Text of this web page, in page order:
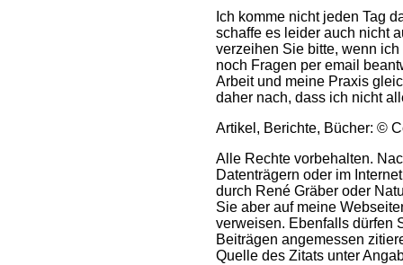
Ich komme nicht jeden Tag
schaffe es leider auch nicht
verzeihen Sie bitte, wenn
noch Fragen per email
Arbeit und meine Praxis
daher nach, dass ich nicht
Artikel, Berichte, Bücher: ©
Alle Rechte vorbehalten.
Datenträgern oder im
durch René Gräber oder
Sie aber auf meine
verweisen. Ebenfalls dürfen
Beiträgen angemessen
Quelle des Zitats unter